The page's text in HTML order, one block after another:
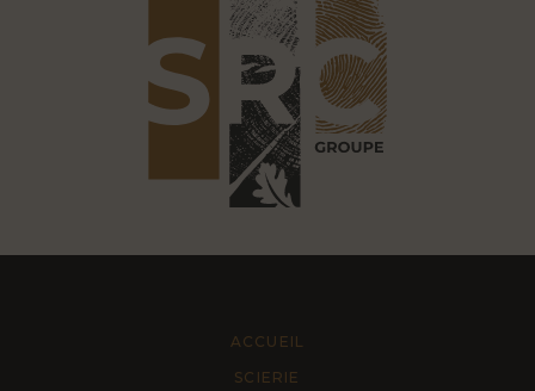
ACCUEIL
SCIERIE